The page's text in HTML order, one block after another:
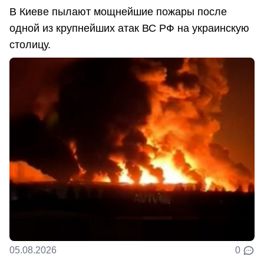
В Киеве пылают мощнейшие пожары после
одной из крупнейших атак ВС РФ на украинскую
столицу.
05.08.2026 0